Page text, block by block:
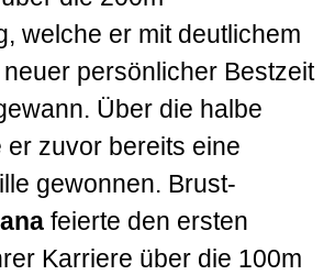
welche er mit deut­lichem
persönlicher Best­zeit
Über die halbe
er zuvor bereits eine
gewonnen. Brust­
feierte den ersten
Karriere über die 100m